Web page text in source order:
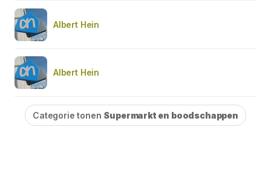
Albert Hein
Albert Hein
Categorie tonen Supermarkt en boodschappen